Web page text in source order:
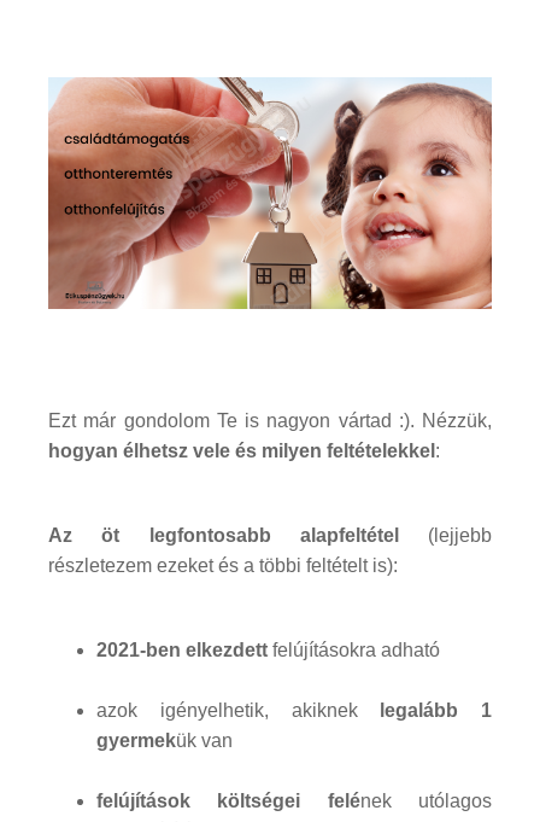
Ezt már gondolom Te is nagyon vártad :). Nézzük,
hogyan élhetsz vele és milyen feltételekkel :
Az öt legfontosabb alapfeltétel
(lejjebb
részletezem ezeket és a többi feltételt is):
2021-ben elkezdett felújításokra adható
azok igényelhetik, akiknek
legalább 1
gyermekük van
felújítások költségei felének utólagos